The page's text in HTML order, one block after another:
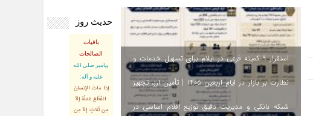
استقرار ۹ کمیته فرعی در ایلام برای تسهیل خدمات و
نظارت بر بازار در ایام اربعین ۱۴۰۵ | تأمین ارز، تجهیز
شبکه بانکی و مدیریت دقیق توزیع اقلام اساسی در
حدیث روز
باقیات
الصالحات
پيامبر صلى‏ الله‏
عليه ‏و‏ آله:
إذا ماتَ الإنسانُ
انقَطَعَ عَمَلُهُ إلاّ
مِن ثَلاثٍ: إلاّ مِن